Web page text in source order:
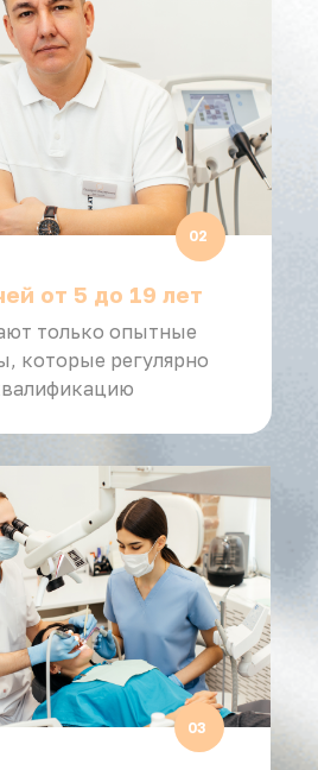
от 5 до 19 лет
только опытные
которые регулярно
02
03